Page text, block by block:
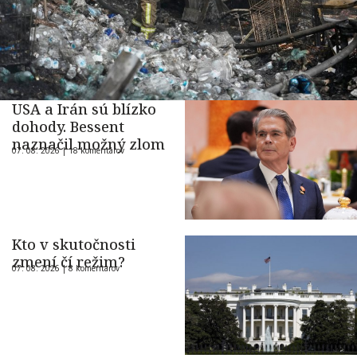
USA a Irán sú blízko
dohody. Bessent
naznačil možný zlom
07. 08. 2026 |18 komentárov
Kto v skutočnosti
zmení čí režim?
07. 08. 2026 |8 komentárov